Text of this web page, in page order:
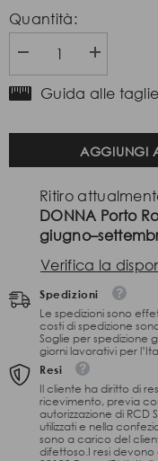
Quantità:
Diminuire
la
quantità
per
Top
Svasato
con
Bottoni
Aumenta
la
quantità
Top
Eden
Svasato
con
Bottoni
Guida alle taglie
AGGIUNGI
Ritiro
DONNA Porto
Verifica la
Spedizioni
Le spedizioni sono
costi di spedizione
Soglie per spedizione
giorni lavorativi per
Resi
Il cliente ha diritto di
ricevimento, previa
autorizzazione di RCD
utilizzati e nella
sono a carico del
difettoso.I resi devono